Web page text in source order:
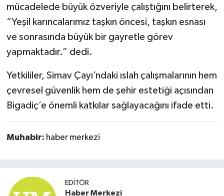
mücadelede büyük özveriyle çalıştığını belirterek,
“Yeşil karıncalarımız taşkın öncesi, taşkın esnası
ve sonrasında büyük bir gayretle görev
yapmaktadır.” dedi.
Yetkililer, Simav Çayı’ndaki ıslah çalışmalarının hem
çevresel güvenlik hem de şehir estetiği açısından
Bigadiç’e önemli katkılar sağlayacağını ifade etti.
Muhabir: haber merkezi
EDITÖR
Haber Merkezi